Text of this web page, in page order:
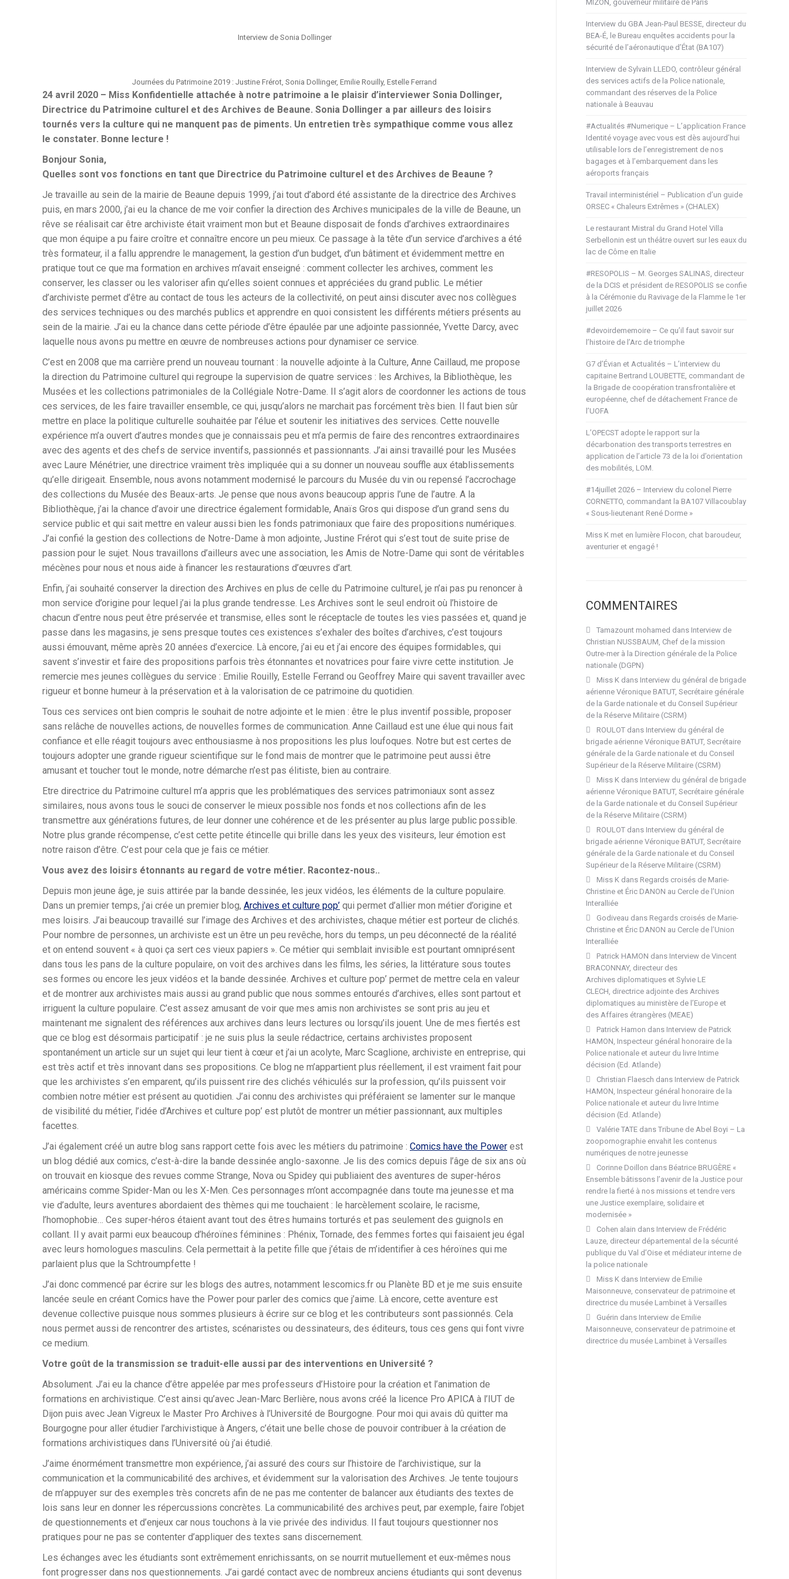
Interview de Sonia Dollinger
Journées du Patrimoine 2019 : Justine Frérot, Sonia Dollinger, Emilie Rouilly, Estelle Ferrand
24 avril 2020 – Miss Konfidentielle attachée à notre patrimoine a le plaisir d’interviewer Sonia Dollinger,
Directrice du Patrimoine culturel et des Archives de Beaune. Sonia Dollinger a par ailleurs des loisirs
tournés vers la culture qui ne manquent pas de piments. Un entretien très sympathique comme vous allez
le constater. Bonne lecture !
Bonjour Sonia,
Quelles sont vos fonctions en tant que Directrice du Patrimoine culturel et des Archives de Beaune ?
Je travaille au sein de la mairie de Beaune depuis 1999, j’ai tout d’abord été assistante de la directrice des Archives
puis, en mars 2000, j’ai eu la chance de me voir confier la direction des Archives municipales de la ville de Beaune, un
rêve se réalisait car être archiviste était vraiment mon but et Beaune disposait de fonds d’archives extraordinaires
que mon équipe a pu faire croître et connaître encore un peu mieux. Ce passage à la tête d’un service d’archives a été
très formateur, il a fallu apprendre le management, la gestion d’un budget, d’un bâtiment et évidemment mettre en
pratique tout ce que ma formation en archives m’avait enseigné : comment collecter les archives, comment les
conserver, les classer ou les valoriser afin qu’elles soient connues et appréciées du grand public. Le métier
d’archiviste permet d’être au contact de tous les acteurs de la collectivité, on peut ainsi discuter avec nos collègues
des services techniques ou des marchés publics et apprendre en quoi consistent les différents métiers présents au
sein de la mairie. J’ai eu la chance dans cette période d’être épaulée par une adjointe passionnée, Yvette Darcy, avec
laquelle nous avons pu mettre en œuvre de nombreuses actions pour dynamiser ce service.
C’est en 2008 que ma carrière prend un nouveau tournant : la nouvelle adjointe à la Culture, Anne Caillaud, me propose
la direction du Patrimoine culturel qui regroupe la supervision de quatre services : les Archives, la Bibliothèque, les
Musées et les collections patrimoniales de la Collégiale Notre-Dame. Il s’agit alors de coordonner les actions de tous
ces services, de les faire travailler ensemble, ce qui, jusqu’alors ne marchait pas forcément très bien. Il faut bien sûr
mettre en place la politique culturelle souhaitée par l’élue et soutenir les initiatives des services. Cette nouvelle
expérience m’a ouvert d’autres mondes que je connaissais peu et m’a permis de faire des rencontres extraordinaires
avec des agents et des chefs de service inventifs, passionnés et passionnants. J’ai ainsi travaillé pour les Musées
avec Laure Ménétrier, une directrice vraiment très impliquée qui a su donner un nouveau souffle aux établissements
qu’elle dirigeait. Ensemble, nous avons notamment modernisé le parcours du Musée du vin ou repensé l’accrochage
des collections du Musée des Beaux-arts. Je pense que nous avons beaucoup appris l’une de l’autre. A la
Bibliothèque, j’ai la chance d’avoir une directrice également formidable, Anaïs Gros qui dispose d’un grand sens du
service public et qui sait mettre en valeur aussi bien les fonds patrimoniaux que faire des propositions numériques.
J’ai confié la gestion des collections de Notre-Dame à mon adjointe, Justine Frérot qui s’est tout de suite prise de
passion pour le sujet. Nous travaillons d’ailleurs avec une association, les Amis de Notre-Dame qui sont de véritables
mécènes pour nous et nous aide à financer les restaurations d’œuvres d’art.
Enfin, j’ai souhaité conserver la direction des Archives en plus de celle du Patrimoine culturel, je n’ai pas pu renoncer à
mon service d’origine pour lequel j’ai la plus grande tendresse. Les Archives sont le seul endroit où l’histoire de
chacun d’entre nous peut être préservée et transmise, elles sont le réceptacle de toutes les vies passées et, quand je
passe dans les magasins, je sens presque toutes ces existences s’exhaler des boîtes d’archives, c’est toujours
aussi émouvant, même après 20 années d’exercice. Là encore, j’ai eu et j’ai encore des équipes formidables, qui
savent s’investir et faire des propositions parfois très étonnantes et novatrices pour faire vivre cette institution. Je
remercie mes jeunes collègues du service : Emilie Rouilly, Estelle Ferrand ou Geoffrey Maire qui savent travailler avec
rigueur et bonne humeur à la préservation et à la valorisation de ce patrimoine du quotidien.
Tous ces services ont bien compris le souhait de notre adjointe et le mien : être le plus inventif possible, proposer
sans relâche de nouvelles actions, de nouvelles formes de communication. Anne Caillaud est une élue qui nous fait
confiance et elle réagit toujours avec enthousiasme à nos propositions les plus loufoques. Notre but est certes de
toujours adopter une grande rigueur scientifique sur le fond mais de montrer que le patrimoine peut aussi être
amusant et toucher tout le monde, notre démarche n’est pas élitiste, bien au contraire.
Etre directrice du Patrimoine culturel m’a appris que les problématiques des services patrimoniaux sont assez
similaires, nous avons tous le souci de conserver le mieux possible nos fonds et nos collections afin de les
transmettre aux générations futures, de leur donner une cohérence et de les présenter au plus large public possible.
Notre plus grande récompense, c’est cette petite étincelle qui brille dans les yeux des visiteurs, leur émotion est
notre raison d’être. C’est pour cela que je fais ce métier.
Vous avez des loisirs étonnants au regard de votre métier. Racontez-nous..
Depuis mon jeune âge, je suis attirée par la bande dessinée, les jeux vidéos, les éléments de la culture populaire.
Dans un premier temps, j’ai crée un premier blog, Archives et culture pop’ qui permet d’allier mon métier d’origine et
mes loisirs. J’ai beaucoup travaillé sur l’image des Archives et des archivistes, chaque métier est porteur de clichés.
Pour nombre de personnes, un archiviste est un être un peu revêche, hors du temps, un peu déconnecté de la réalité
et on entend souvent « à quoi ça sert ces vieux papiers ». Ce métier qui semblait invisible est pourtant omniprésent
dans tous les pans de la culture populaire, on voit des archives dans les films, les séries, la littérature sous toutes
ses formes ou encore les jeux vidéos et la bande dessinée. Archives et culture pop’ permet de mettre cela en valeur
et de montrer aux archivistes mais aussi au grand public que nous sommes entourés d’archives, elles sont partout et
irriguent la culture populaire. C’est assez amusant de voir que mes amis non archivistes se sont pris au jeu et
maintenant me signalent des références aux archives dans leurs lectures ou lorsqu’ils jouent. Une de mes fiertés est
que ce blog est désormais participatif : je ne suis plus la seule rédactrice, certains archivistes proposent
spontanément un article sur un sujet qui leur tient à cœur et j’ai un acolyte, Marc Scaglione, archiviste en entreprise, qui
est très actif et très innovant dans ses propositions. Ce blog ne m’appartient plus réellement, il est vraiment fait pour
que les archivistes s’en emparent, qu’ils puissent rire des clichés véhiculés sur la profession, qu’ils puissent voir
combien notre métier est présent au quotidien. J’ai connu des archivistes qui préféraient se lamenter sur le manque
de visibilité du métier, l’idée d’Archives et culture pop’ est plutôt de montrer un métier passionnant, aux multiples
facettes.
J’ai également créé un autre blog sans rapport cette fois avec les métiers du patrimoine : Comics have the Power est
un blog dédié aux comics, c’est-à-dire la bande dessinée anglo-saxonne. Je lis des comics depuis l’âge de six ans où
on trouvait en kiosque des revues comme Strange, Nova ou Spidey qui publiaient des aventures de super-héros
américains comme Spider-Man ou les X-Men. Ces personnages m’ont accompagnée dans toute ma jeunesse et ma
vie d’adulte, leurs aventures abordaient des thèmes qui me touchaient : le harcèlement scolaire, le racisme,
l’homophobie… Ces super-héros étaient avant tout des êtres humains torturés et pas seulement des guignols en
collant. Il y avait parmi eux beaucoup d’héroïnes féminines : Phénix, Tornade, des femmes fortes qui faisaient jeu égal
avec leurs homologues masculins. Cela permettait à la petite fille que j’étais de m’identifier à ces héroïnes qui me
parlaient plus que la Schtroumpfette !
J’ai donc commencé par écrire sur les blogs des autres, notamment lescomics.fr ou Planète BD et je me suis ensuite
lancée seule en créant Comics have the Power pour parler des comics que j’aime. Là encore, cette aventure est
devenue collective puisque nous sommes plusieurs à écrire sur ce blog et les contributeurs sont passionnés. Cela
nous permet aussi de rencontrer des artistes, scénaristes ou dessinateurs, des éditeurs, tous ces gens qui font vivre
ce medium.
Votre goût de la transmission se traduit-elle aussi par des interventions en Université ?
Absolument. J’ai eu la chance d’être appelée par mes professeurs d’Histoire pour la création et l’animation de
formations en archivistique. C’est ainsi qu’avec Jean-Marc Berlière, nous avons créé la licence Pro APICA à l’IUT de
Dijon puis avec Jean Vigreux le Master Pro Archives à l’Université de Bourgogne. Pour moi qui avais dû quitter ma
Bourgogne pour aller étudier l’archivistique à Angers, c’était une belle chose de pouvoir contribuer à la création de
formations archivistiques dans l’Université où j’ai étudié.
J’aime énormément transmettre mon expérience, j’ai assuré des cours sur l’histoire de l’archivistique, sur la
communication et la communicabilité des archives, et évidemment sur la valorisation des Archives. Je tente toujours
de m’appuyer sur des exemples très concrets afin de ne pas me contenter de balancer aux étudiants des textes de
lois sans leur en donner les répercussions concrètes. La communicabilité des archives peut, par exemple, faire l’objet
de questionnements et d’enjeux car nous touchons à la vie privée des individus. Il faut toujours questionner nos
pratiques pour ne pas se contenter d’appliquer des textes sans discernement.
Les échanges avec les étudiants sont extrêmement enrichissants, on se nourrit mutuellement et eux-mêmes nous
font progresser dans nos questionnements. J’ai gardé contact avec de nombreux anciens étudiants qui sont devenus
MIZON, gouverneur militaire de Paris
Interview du GBA Jean-Paul BESSE, directeur du
BEA-É, le Bureau enquêtes accidents pour la
sécurité de l’aéronautique d’État (BA107)
Interview de Sylvain LLEDO, contrôleur général
des services actifs de la Police nationale,
commandant des réserves de la Police
nationale à Beauvau
#Actualités #Numerique – L’application France
Identité voyage avec vous est dès aujourd’hui
utilisable lors de l’enregistrement de nos
bagages et à l’embarquement dans les
aéroports français
Travail interministériel – Publication d’un guide
ORSEC « Chaleurs Extrêmes » (CHALEX)
Le restaurant Mistral du Grand Hotel Villa
Serbellonin est un théâtre ouvert sur les eaux du
lac de Côme en Italie
#RESOPOLIS – M. Georges SALINAS, directeur
de la DCIS et président de RESOPOLIS se confie
à la Cérémonie du Ravivage de la Flamme le 1er
juillet 2026
#devoirdememoire – Ce qu’il faut savoir sur
l’histoire de l’Arc de triomphe
G7 d’Évian et Actualités – L’interview du
capitaine Bertrand LOUBETTE, commandant de
la Brigade de coopération transfrontalière et
européenne, chef de détachement France de
l’UOFA
L’OPECST adopte le rapport sur la
décarbonation des transports terrestres en
application de l’article 73 de la loi d’orientation
des mobilités, LOM.
#14juillet 2026 – Interview du colonel Pierre
CORNETTO, commandant la BA107 Villacoublay
« Sous-lieutenant René Dorme »
Miss K met en lumière Flocon, chat baroudeur,
aventurier et engagé !
COMMENTAIRES
Tamazount mohamed dans Interview de
Christian NUSSBAUM, Chef de la mission
Outre-mer à la Direction générale de la Police
nationale (DGPN)
Miss K dans Interview du général de brigade
aérienne Véronique BATUT, Secrétaire générale
de la Garde nationale et du Conseil Supérieur
de la Réserve Militaire (CSRM)
ROULOT dans Interview du général de
brigade aérienne Véronique BATUT, Secrétaire
générale de la Garde nationale et du Conseil
Supérieur de la Réserve Militaire (CSRM)
Miss K dans Interview du général de brigade
aérienne Véronique BATUT, Secrétaire générale
de la Garde nationale et du Conseil Supérieur
de la Réserve Militaire (CSRM)
ROULOT dans Interview du général de
brigade aérienne Véronique BATUT, Secrétaire
générale de la Garde nationale et du Conseil
Supérieur de la Réserve Militaire (CSRM)
Miss K dans Regards croisés de Marie-
Christine et Éric DANON au Cercle de l’Union
Interalliée
Godiveau dans Regards croisés de Marie-
Christine et Éric DANON au Cercle de l’Union
Interalliée
Patrick HAMON dans Interview de Vincent
BRACONNAY, directeur des
Archives diplomatiques et Sylvie LE
CLECH, directrice adjointe des Archives
diplomatiques au ministère de l’Europe et
des Affaires étrangères (MEAE)
Patrick Hamon dans Interview de Patrick
HAMON, Inspecteur général honoraire de la
Police nationale et auteur du livre Intime
décision (Ed. Atlande)
Christian Flaesch dans Interview de Patrick
HAMON, Inspecteur général honoraire de la
Police nationale et auteur du livre Intime
décision (Ed. Atlande)
Valérie TATE dans Tribune de Abel Boyi – La
zoopornographie envahit les contenus
numériques de notre jeunesse
Corinne Doillon dans Béatrice BRUGÈRE «
Ensemble bâtissons l’avenir de la Justice pour
rendre la fierté à nos missions et tendre vers
une Justice exemplaire, solidaire et
modernisée »
Cohen alain dans Interview de Frédéric
Lauze, directeur départemental de la sécurité
publique du Val d’Oise et médiateur interne de
la police nationale
Miss K dans Interview de Emilie
Maisonneuve, conservateur de patrimoine et
directrice du musée Lambinet à Versailles
Guérin dans Interview de Emilie
Maisonneuve, conservateur de patrimoine et
directrice du musée Lambinet à Versailles